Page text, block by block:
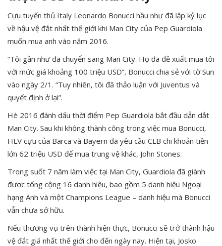
Cựu tuyển thủ Italy Leonardo Bonucci hầu như đã lập kỷ lục
về hậu vệ đắt nhất thế giới khi Man City của Pep Guardiola
muốn mua anh vào năm 2016.
“Tôi gần như đã chuyển sang Man City. Họ đã đề xuất mua tôi
với mức giá khoảng 100 triệu USD”, Bonucci chia sẻ với tờ Sun
vào ngày 2/1. “Tuy nhiên, tôi đã thảo luận với Juventus và
quyết định ở lại”.
Hè 2016 đánh dấu thời điểm Pep Guardiola bắt đầu dẫn dắt
Man City. Sau khi không thành công trong việc mua Bonucci,
HLV cựu của Barca và Bayern đã yêu cầu CLB chi khoản tiền
lớn 62 triệu USD để mua trung vệ khác, John Stones.
Trong suốt 7 năm làm việc tại Man City, Guardiola đã giành
được tổng cộng 16 danh hiệu, bao gồm 5 danh hiệu Ngoại
hạng Anh và một Champions League – danh hiệu mà Bonucci
vẫn chưa sở hữu.
Nếu thương vụ trên thành hiện thực, Bonucci sẽ trở thành hậu
vệ đắt giá nhất thế giới cho đến ngày nay. Hiện tại, Josko